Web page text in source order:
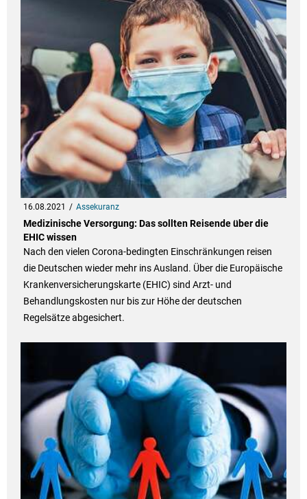
16.08.2021 Assekuranz
Medizinische Versorgung: Das sollten Reisende über die
EHIC wissen
Nach den vielen Corona-bedingten Einschränkungen reisen
die Deutschen wieder mehr ins Ausland. Über die Europäische
Krankenversicherungskarte (EHIC) sind Arzt- und
Behandlungskosten nur bis zur Höhe der deutschen
Regelsätze abgesichert.